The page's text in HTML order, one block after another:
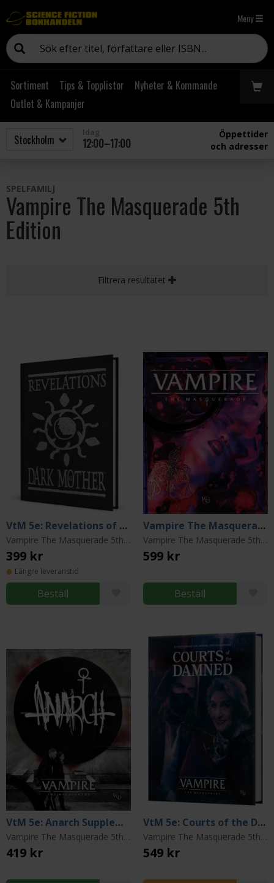
Meny
Sortiment Tips & Topplistor
Nyheter & Kommande
Outlet & Kampanjer
12:00–17:00
Öppettider
och adresser
SPELFAMILJ
Vampire The Masquerade 5th
Edition
Filtrera resultatet
VtM 5e: Revelations of the Dark Mother
Vampire The Masquerade 5th Edition
399 kr
Längre leveranstid
Beställ
Vampire The Masquerade: 5th Edition Core Rulebook Hardcover
Vampire The Masquerade 5th Edition
599 kr
Beställ
VtM 5e: Anarch Supplement
Vampire The Masquerade 5th Edition
419 kr
VtM 5e: Courts of the Damned
Vampire The Masquerade 5th Edition
549 kr